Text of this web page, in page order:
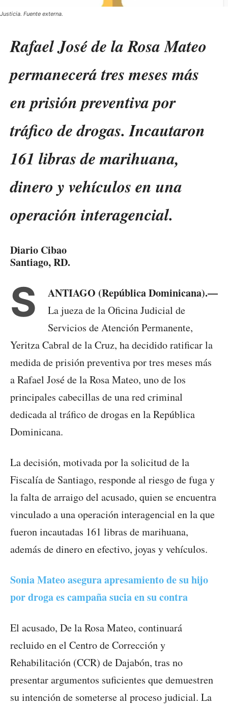
Justicia. Fuente externa.
Rafael José de la Rosa Mateo
permanecerá tres meses más
en prisión preventiva por
tráfico de drogas. Incautaron
161 libras de marihuana,
dinero y vehículos en una
operación interagencial.
Diario Cibao
Santiago, RD.
S ANTIAGO (República Dominicana).—
La jueza de la Oficina Judicial de
Servicios de Atención Permanente,
Yeritza Cabral de la Cruz, ha decidido ratificar la
medida de prisión preventiva por tres meses más
a Rafael José de la Rosa Mateo, uno de los
principales cabecillas de una red criminal
dedicada al tráfico de drogas en la República
Dominicana.
La decisión, motivada por la solicitud de la
Fiscalía de Santiago, responde al riesgo de fuga y
la falta de arraigo del acusado, quien se encuentra
vinculado a una operación interagencial en la que
fueron incautadas 161 libras de marihuana,
además de dinero en efectivo, joyas y vehículos.
Sonia Mateo asegura apresamiento de su hijo
por droga es campaña sucia en su contra
El acusado, De la Rosa Mateo, continuará
recluido en el Centro de Corrección y
Rehabilitación (CCR) de Dajabón, tras no
presentar argumentos suficientes que demuestren
su intención de someterse al proceso judicial. La